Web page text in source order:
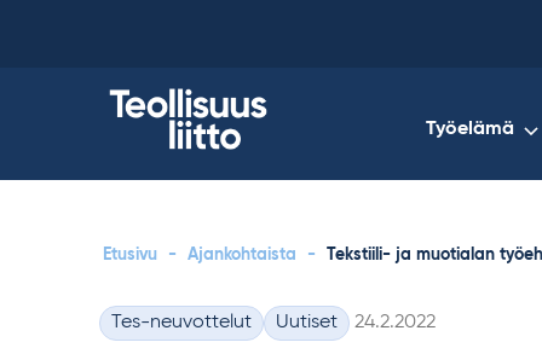
Työelämä
Etusivu - Ajankohtaista - Tekstiili- ja muotialan
Kategoriat
Tes-neuvottelut Uutiset Kirjoitettu
24.2.2022